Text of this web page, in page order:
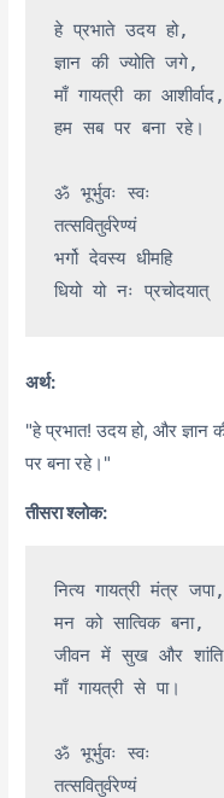
हे प्रभाते उदय हो,
ज्ञान की ज्योति जगे,
माँ गायत्री का आशीर्वाद,
हम सब पर बना रहे।
ॐ भूर्भुवः स्वः
तत्सवितुर्वरेण्यं
भर्गो देवस्य धीमहि
धियो यो नः प्रचोदयात्
अर्थ:
"हे प्रभात! उदय हो, और ज्ञान
पर बना रहे।"
तीसरा श्लोक:
नित्य गायत्री मंत्र जपा,
मन को सात्विक बना,
जीवन में सुख और
माँ गायत्री से पा।
ॐ भूर्भुवः स्वः
तत्सवितुर्वरेण्यं